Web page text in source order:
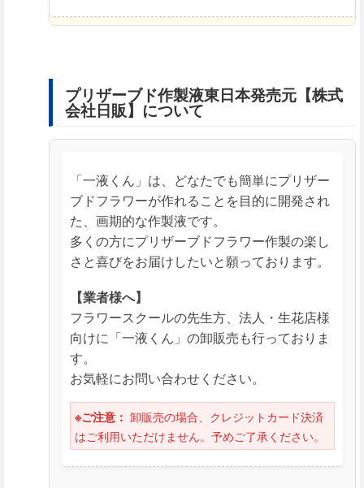
プリザーブド作製液東日本発売元【株式
会社日販】について
「一液くん」は、どなたでも簡単にプリザー
ブドフラワーが作れることを目的に開発され
た、画期的な作製液です。
多くの方にプリザーブドフラワー作製の楽し
さと喜びをお届けしたいと願っております。
【業者様へ】
フラワースクールの先生方、法人・生花店様
向けに「一液くん」の卸販売も行っておりま
す。
お気軽にお問い合わせください。
※ご注意： 卸販売の場合、クレジットカード決済
はご利用いただけません。予めご了承ください。